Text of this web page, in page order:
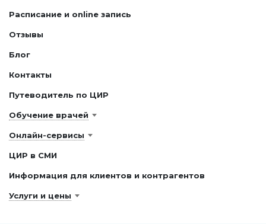
Расписание и online запись
Отзывы
Блог
Контакты
Путеводитель по ЦИР
Обучение врачей
Онлайн-сервисы
ЦИР в СМИ
Информация для клиентов и контрагентов
Услуги и цены